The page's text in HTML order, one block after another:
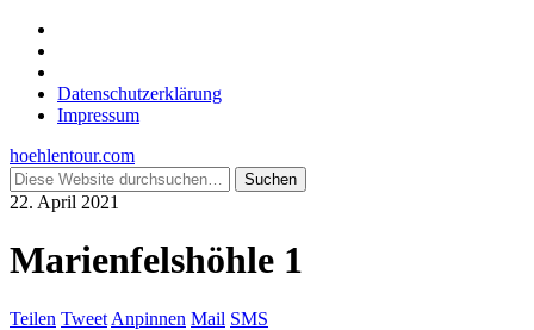
Datenschutzerklärung
Impressum
hoehlentour.com
22. April 2021
Marienfelshöhle 1
Teilen Tweet Anpinnen Mail SMS